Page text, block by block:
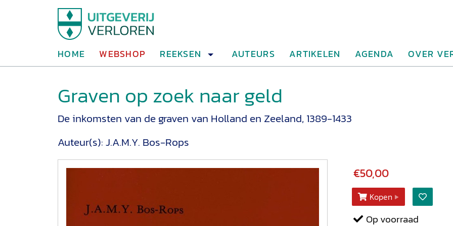
HOME WEBSHOP REEKSEN AUTEURS ARTIKELEN AGENDA OVER
Graven op zoek naar geld
De inkomsten van de graven van Holland en Zeeland, 1389-1433
Auteur(s):J.A.M.Y. Bos-Rops
€50,00
Kopen
Op voorraad